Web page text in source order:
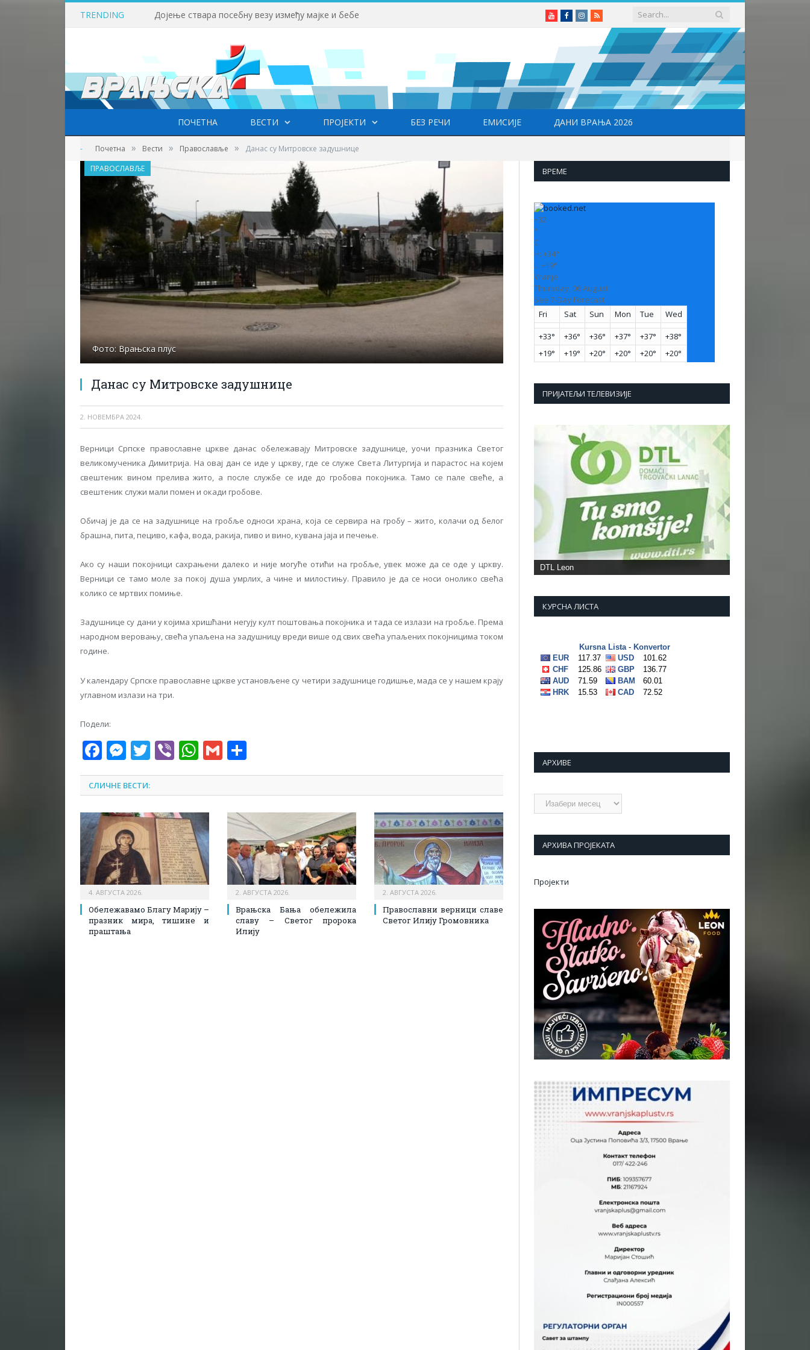
TRENDING Дојење ствара посебну везу између мајке и бебе YoutubeFacebookInstagram
RSS
ПОЧЕТНА ВЕСТИ ПРОЈЕКТИ БЕЗ РЕЧИ ЕМИСИЈЕ ДАНИ ВРАЊА 2026
- Почетна » Вести » Православље » Данас су Митровске задушнице
Фото: Врањска плус
Данас су Митровске задушнице
2. НОВЕМБРА 2024.
ПРАВОСЛАВЉЕ
Верници Српске православне цркве данас обележавају Митровске задушнице, уочи празника Светог
великомученика Димитрија. На овај дан се иде у цркву, где се служе Света Литургија и парастос на којем
свештеник вином прелива жито, а после службе се иде до гробова покојника. Тамо се пале свеће, а
свештеник служи мали помен и окади гробове.
Обичај је да се на задушнице на гробље односи храна, која се сервира на гробу – жито, колачи од белог
брашна, пита, пециво, кафа, вода, ракија, пиво и вино, кувана јаја и печење.
Ако су наши покојници сахрањени далеко и није могуће отићи на гробље, увек може да се оде у цркву.
Верници се тамо моле за покој душа умрлих, а чине и милостињу. Правило је да се носи онолико свећа
колико се мртвих помиње.
Задушнице су дани у којима хришћани негују култ поштовања покојника и тада се излази на гробље. Према
народном веровању, свећа упаљена на задушницу вреди више од свих свећа упаљених покојницима током
године.
У календару Српске православне цркве установљене су четири задушнице годишње, мада се у нашем крају
углавном излази на три.
Подели:
Facebook
Messenger
Twitter
ViberWhatsApp
Gmail
СЛИЧНЕ ВЕСТИ:
4. АВГУСТА 2026.
Обележавамо Благу Марију –
празник мира, тишине и
праштања
2. АВГУСТА 2026.
Врањска Бања обележила
славу – Светог пророка
Илију
2. АВГУСТА 2026.
Православни верници славе
Светог Илију Громовника
ВРЕМЕ
+32
°
C
H: +34°
L: +19°
Vranje
Thursday, 06 August
See 7-Day Forecast
Fri
Sat Sun Mon Tue Wed
+33° +36° +36° +37° +37° +38°
+19° +19° +20° +20° +20° +20°
ПРИЈАТЕЉИ ТЕЛЕВИЗИЈЕ
DTL Leon
КУРСНА ЛИСТА
АРХИВЕ
Архиве
АРХИВА ПРОЈЕКАТА
Пројекти